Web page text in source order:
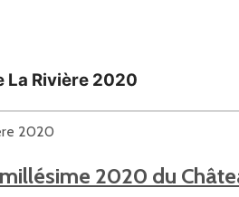
La Rivière 2020
2020 du